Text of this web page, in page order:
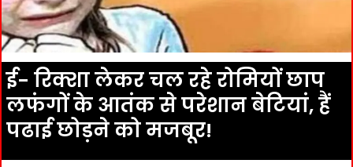
ई- रिक्शा लेकर चल रहे रोमियों छाप
लफंगों के आतंक से परेशान बेटियां, हैं
पढाई छोड़ने को मजबूर!